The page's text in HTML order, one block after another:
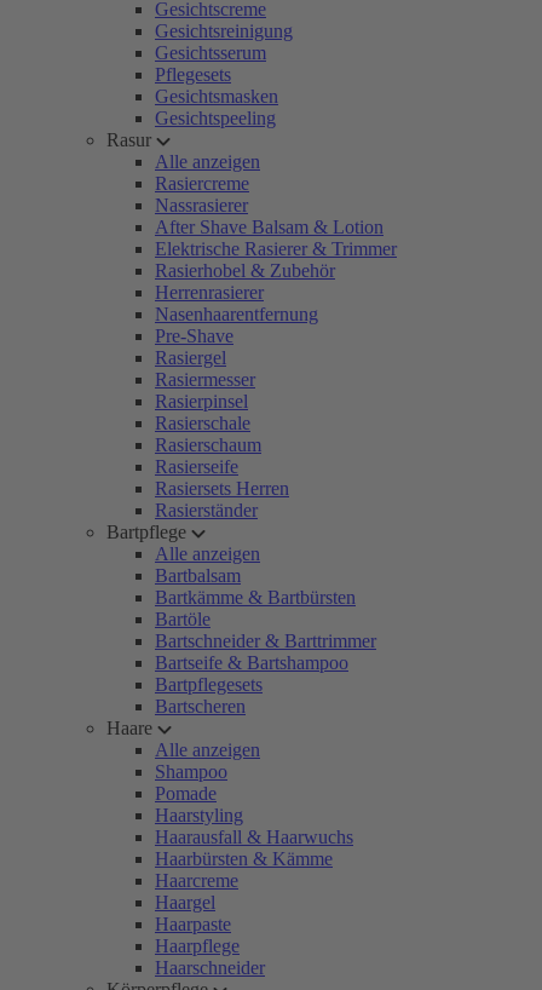
Gesichtscreme
Gesichtsreinigung
Gesichtsserum
Pflegesets
Gesichtsmasken
Gesichtspeeling
Rasur
Alle anzeigen
Rasiercreme
Nassrasierer
After Shave Balsam & Lotion
Elektrische Rasierer & Trimmer
Rasierhobel & Zubehör
Herrenrasierer
Nasenhaarentfernung
Pre-Shave
Rasiergel
Rasiermesser
Rasierpinsel
Rasierschale
Rasierschaum
Rasierseife
Rasiersets Herren
Rasierständer
Bartpflege
Alle anzeigen
Bartbalsam
Bartkämme & Bartbürsten
Bartöle
Bartschneider & Barttrimmer
Bartseife & Bartshampoo
Bartpflegesets
Bartscheren
Haare
Alle anzeigen
Shampoo
Pomade
Haarstyling
Haarausfall & Haarwuchs
Haarbürsten & Kämme
Haarcreme
Haargel
Haarpaste
Haarpflege
Haarschneider